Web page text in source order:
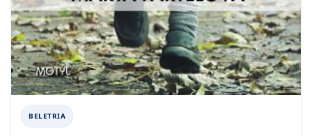
BELETRIA